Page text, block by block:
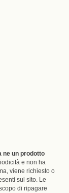
ne un prodotto
e non ha
viene richiesto o
sul sito. Le
di ripagare